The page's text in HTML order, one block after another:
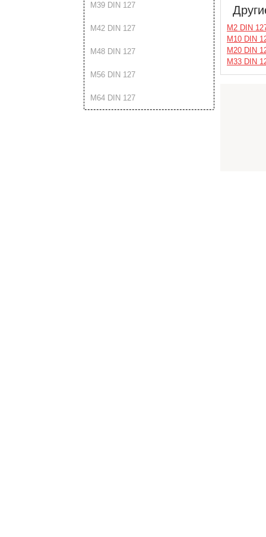
М39 DIN 127
М42 DIN 127
М48 DIN 127
М56 DIN 127
М64 DIN 127
М2 DIN
М10 DIN
М20 DIN
М33 DIN